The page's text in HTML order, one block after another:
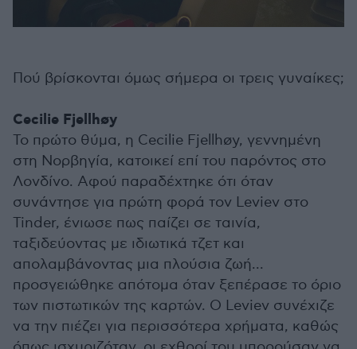
Πού βρίσκονται όμως σήμερα οι τρεις γυναίκες;
Cecilie Fjellhøy
Το πρώτο θύμα, η Cecilie Fjellhøy, γεννημένη
στη Νορβηγία, κατοικεί επί του παρόντος στο
Λονδίνο. Αφού παραδέχτηκε ότι όταν
συνάντησε για πρώτη φορά τον Leviev στο
Tinder, ένιωσε πως παίζει σε ταινία,
ταξιδεύοντας με ιδιωτικά τζετ και
απολαμβάνοντας μια πλούσια ζωή...
προσγειώθηκε απότομα όταν ξεπέρασε το όριο
των πιστωτικών της καρτών. Ο Leviev συνέχιζε
να την πιέζει για περισσότερα χρήματα, καθώς